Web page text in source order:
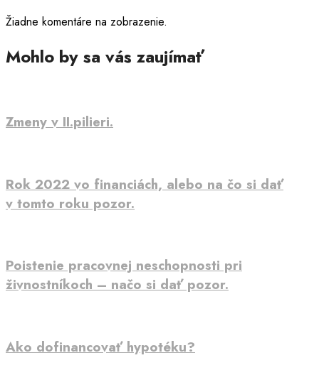
Žiadne komentáre na zobrazenie.
Mohlo by sa vás zaujímať
Zmeny v II.pilieri.
Rok 2022 vo financiách, alebo na čo si dať
v tomto roku pozor.
Poistenie pracovnej neschopnosti pri
živnostníkoch – načo si dať pozor.
Ako dofinancovať hypotéku?